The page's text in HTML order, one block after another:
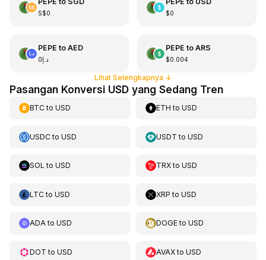
S$0 $0
PEPE to AED
د.إ0
PEPE to ARS
$0.004
Lihat Selengkapnya ↓
Pasangan Konversi USD yang Sedang Tren
BTCto USD ETH toUSD
USDCto USD USDT toUSD
SOL to USD TRXtoUSD
LTCto USD XRP toUSD
ADAto USD DOGEtoUSD
DOT to USD AVAXtoUSD